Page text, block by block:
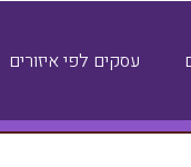
עסקים לפי איזורים